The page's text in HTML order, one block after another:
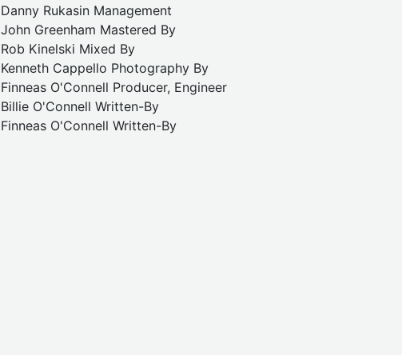
Danny Rukasin Management
John Greenham Mastered By
Rob Kinelski Mixed By
Kenneth Cappello Photography By
Finneas O'Connell Producer, Engineer
Billie O'Connell Written-By
Finneas O'Connell Written-By